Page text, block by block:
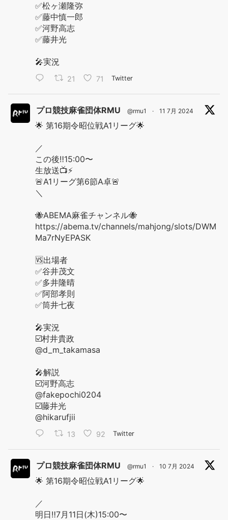
✅松ヶ瀬隆弥
✅藤中慎一郎
✅河野高志
✅藤井光
🎤実況
21 71 Twitter
プロ競技麻雀団体RMU @rmu1 · 11 7月 2024
🌟 第16期令昭位戦A1リーグ🌟
／
この後‼️15:00〜
生放送📺⚡️
🚨A1リーグ第6節A卓🚨
＼
🐝ABEMA麻雀チャンネル🐝
https://abema.tv/channels/mahjong/slots/DWM
Ma7rNyEPASK
🆚出場者
✅谷井茂文
✅多井隆晴
✅阿部孝則
✅筒井七夜
🎤実況
☑️村井貴政
@d_m_takamasa
🎤解説
☑️河野高志
@fakepochi0204
☑️藤井光
@hikarufjii
13 92 Twitter
プロ競技麻雀団体RMU @rmu1 · 10 7月 2024
🌟 第16期令昭位戦A1リーグ🌟
／
明日‼️7月11日(木)15:00〜